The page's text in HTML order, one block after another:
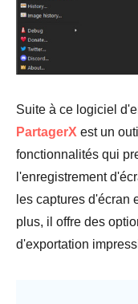
Suite à ce logiciel
PartagerX est un
fonctionnalités qui
l'enregistrement
les captures d'écran
plus, il offre des
d'exportation